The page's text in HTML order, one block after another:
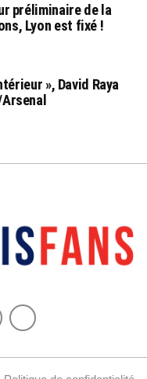
préliminaire de la
Lyon est fixé !
», David Raya